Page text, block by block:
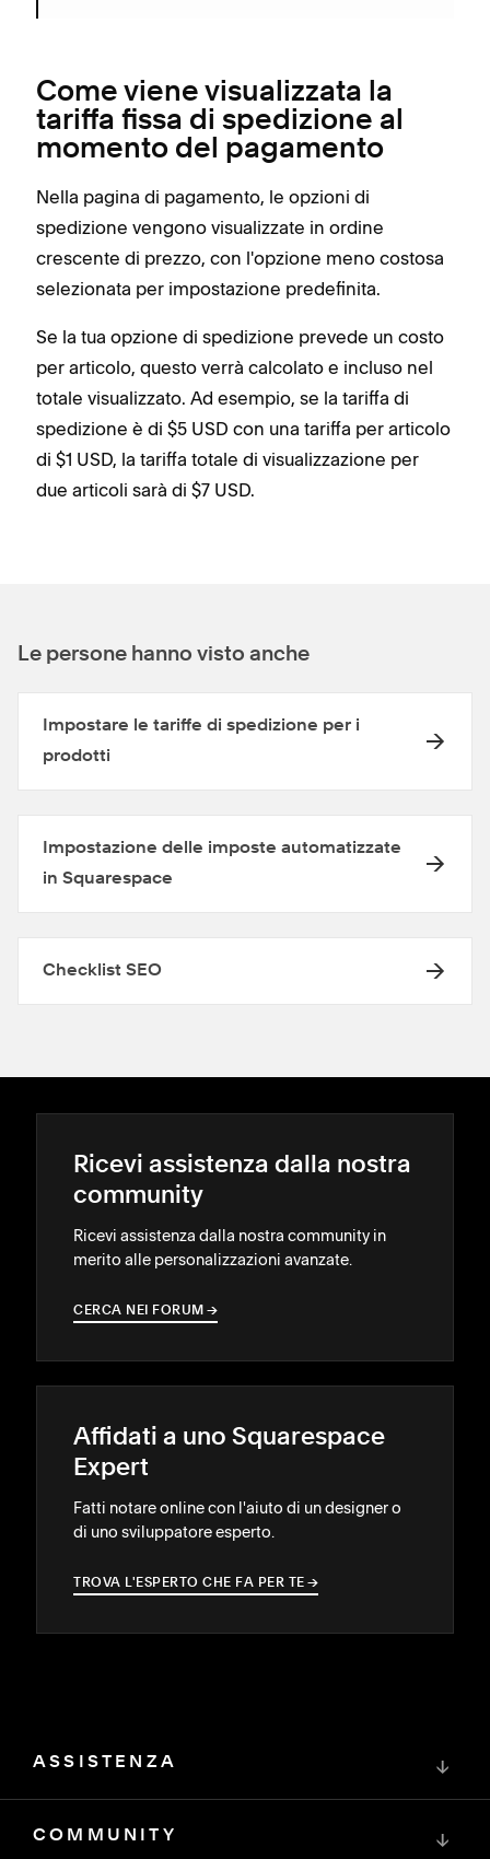
Come viene visualizzata la
tariffa fissa di spedizione al
momento del pagamento
Nella pagina di pagamento, le opzioni di
spedizione vengono visualizzate in ordine
crescente di prezzo, con l'opzione meno costosa
selezionata per impostazione predefinita.
Se la tua opzione di spedizione prevede un costo
per articolo, questo verrà calcolato e incluso nel
totale visualizzato. Ad esempio, se la tariffa di
spedizione è di $5 USD con una tariffa per articolo
di $1 USD, la tariffa totale di visualizzazione per
due articoli sarà di $7 USD.
Le persone hanno visto anche
Impostare le tariffe di spedizione per i
prodotti
Impostazione delle imposte automatizzate
in Squarespace
Checklist SEO
Ricevi assistenza dalla nostra
community
Ricevi assistenza dalla nostra community in
merito alle personalizzazioni avanzate.
CERCA NEI FORUM →
→
Affidati a uno Squarespace
Expert
Fatti notare online con l'aiuto di un designer o
di uno sviluppatore esperto.
TROVA L'ESPERTO CHE FA PER TE →
→
ASSISTENZA ↓
COMMUNITY ↓